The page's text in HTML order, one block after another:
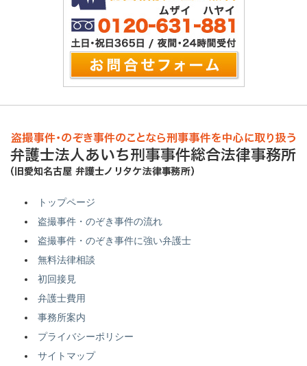
トップページ
盗撮事件・のぞき事件の流れ
盗撮事件・のぞき事件に強い弁護士
無料法律相談
初回接見
弁護士費用
事務所案内
プライバシーポリシー
サイトマップ